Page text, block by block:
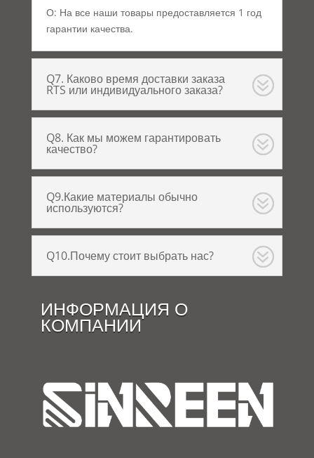
О: На все наши товары предоставляется 1 год
гарантии качества.
Q7. Каково время доставки заказа
RTS или индивидуального заказа?
Q8. Как мы можем гарантировать
качество?
Q9.Какие материалы обычно
используются?
Q10.Почему стоит выбрать нас?
ИНФОРМАЦИЯ О
КОМПАНИИ